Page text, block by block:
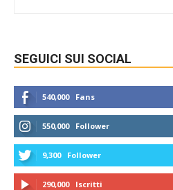
SEGUICI SUI SOCIAL
540,000 Fans
550,000 Follower
9,300 Follower
290,000 Iscritti